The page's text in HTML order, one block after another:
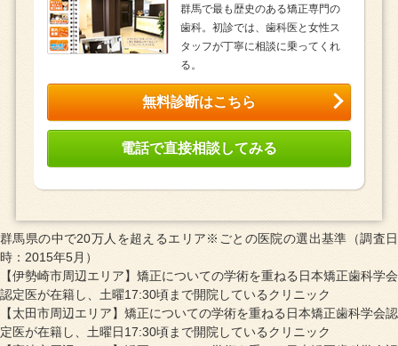
群馬で最も歴史のある矯正専門の
歯科。初診では、歯科医と女性ス
タッフが丁寧に相談に乗ってくれ
る。
無料診断はこちら
電話で直接相談してみる
群馬県の中で20万人を超えるエリア※ごとの医院の選出基準（調査日
時：2015年5月）
【伊勢崎市周辺エリア】矯正についての学術を重ねる日本矯正歯科学会
認定医が在籍し、土曜17:30頃まで開院しているクリニック
【太田市周辺エリア】矯正についての学術を重ねる日本矯正歯科学会認
定医が在籍し、土曜日17:30頃まで開院しているクリニック